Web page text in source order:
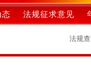
法规征求意见
法规